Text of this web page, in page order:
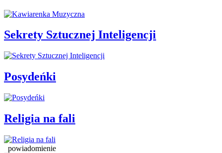
Sekrety Sztucznej Inteligencji
Posydeńki
Religia na fali
powiadomienie